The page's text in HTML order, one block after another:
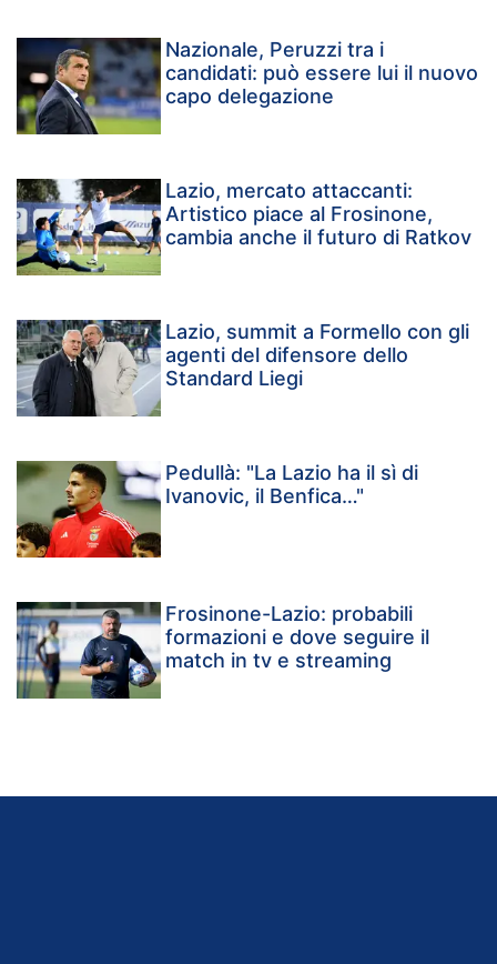
Nazionale, Peruzzi tra i
candidati: può essere lui il nuovo
capo delegazione
Lazio, mercato attaccanti:
Artistico piace al Frosinone,
cambia anche il futuro di Ratkov
Lazio, summit a Formello con gli
agenti del difensore dello
Standard Liegi
Pedullà: "La Lazio ha il sì di
Ivanovic, il Benfica…"
Frosinone-Lazio: probabili
formazioni e dove seguire il
match in tv e streaming